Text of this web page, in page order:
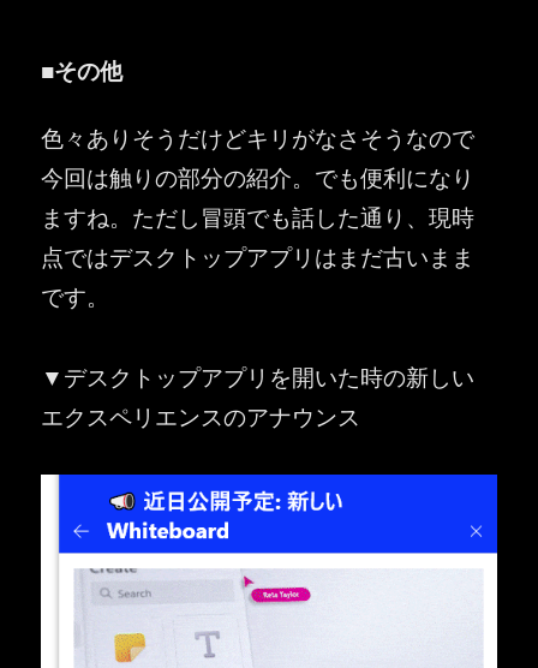
■その他
色々ありそうだけどキリがなさそうなので
今回は触りの部分の紹介。でも便利になり
ますね。ただし冒頭でも話した通り、現時
点ではデスクトップアプリはまだ古いまま
です。
▼デスクトップアプリを開いた時の新しい
エクスペリエンスのアナウンス